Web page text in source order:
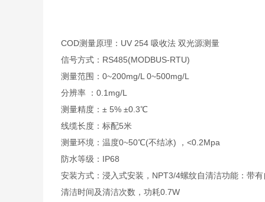
COD测量原理：UV 254 吸收法 双光源测量
信号方式：RS485(MODBUS-RTU)
测量范围：0~200mg/L 0~500mg/L
分辨率 ：0.1mg/L
测量精度：± 5% ±0.3℃
线缆长度：标配5米
测量环境：温度0~50℃(不结冰) ，<0.2Mpa
防水等级：IP68
安装方式：浸入式安装，NPT3/4螺纹自清洁功能：带
清洁时间及清洁次数，功耗0.7W